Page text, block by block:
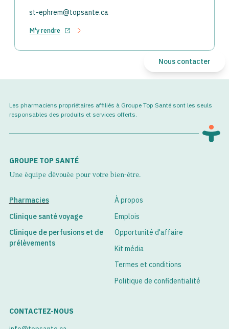
st-ephrem@topsante.ca
M'y rendreOuvrir dans un nouvel onglet
Nous contacter
Les pharmaciens propriétaires affiliés à Groupe Top Santé sont les seuls
responsables des produits et services offerts.
GROUPE TOP SANTÉ
Une équipe dévouée pour votre bien-être.
Pharmacies
Clinique santé voyage
Clinique de perfusions et de
prélèvements
À propos
Emplois
Opportunité d'affaire
Kit média
Termes et conditions
Politique de confidentialité
CONTACTEZ-NOUS